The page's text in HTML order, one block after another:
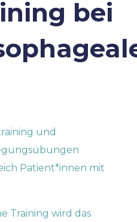
bei
und
Patient*innen mit
Training wird das